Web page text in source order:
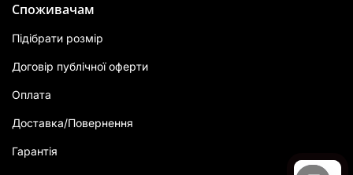
Споживачам
Підібрати розмір
Договір публічної оферти
Оплата
Доставка/Повернення
Гарантія